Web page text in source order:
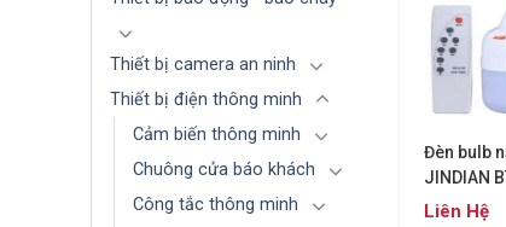
Thiết bị camera an ninh
Thiết bị điện thông minh
Cảm biến thông minh
Chuông cửa báo khách
Công tắc thông minh
Đèn bulb
JINDIAN
Liên Hệ